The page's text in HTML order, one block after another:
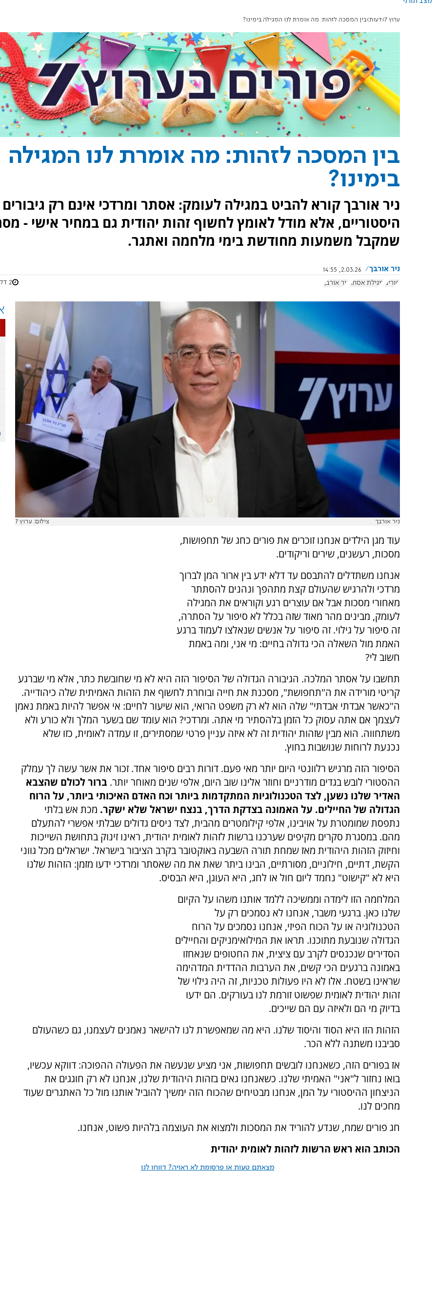
ערוץ 7 דעות בין המסכה לזהות: מה אומרת לנו המגילה בימינו?
בין המסכה לזהות: מה אומרת לנו המגילה
בימינו?
ניר אורבך קורא להביט במגילה לעומק: אסתר ומרדכי אינם רק גיבורים
היסטוריים, אלא מודל לאומץ לחשוף זהות יהודית גם במחיר אישי -
שמקבל משמעות מחודשת בימי מלחמה ואתגר.
ניר אורבך
2.03.26, 14:55
פורים מגילת אסתר ניר אורבך 2 דקות
ניר אורבך צילום: ערוץ 7
עוד מגן הילדים אנחנו זוכרים את פורים כחג של תחפושות,
מסכות, רעשנים, שירים וריקודים.
אנחנו משתדלים להתבסם עד דלא ידע בין ארור המן לברוך
מרדכי ולהרגיש שהעולם קצת מתהפך ונהנים להסתתר
מאחורי מסכות אבל אם עוצרים רגע וקוראים את המגילה
לעומק, מבינים מהר מאוד שזה בכלל לא סיפור על הסתרה,
זה סיפור על גילוי. זה סיפור על אנשים שנאלצו לעמוד ברגע
האמת מול השאלה הכי גדולה בחיים: מי אני, ומה באמת
חשוב לי?
תחשבו על אסתר המלכה. הגיבורה הגדולה של הסיפור הזה היא לא מי שחובשת כתר, אלא מי שברגע
קריטי מורידה את ה"תחפושת", מסכנת את חייה ובוחרת לחשוף את הזהות האמיתית שלה כיהודייה.
ה"כאשר אבדתי אבדתי" שלה הוא לא רק משפט הרואי, הוא שיעור לחיים: אי אפשר להיות באמת נאמן
לעצמך אם אתה עסוק כל הזמן בלהסתיר מי אתה. ומרדכי? הוא עומד שם בשער המלך ולא כורע ולא
משתחווה. הוא מבין שזהות יהודית זה לא איזה עניין פרטי שמסתירים, זו עמדה לאומית, כזו שלא
נכנעת לרוחות שנושבות בחוץ.
הסיפור הזה מרגיש רלוונטי היום יותר מאי פעם. דורות רבים סיפור אחד. זכור את אשר עשה לך עמלק
ההסטורי לובש בגדים מודרניים וחוזר אלינו שוב היום, אלפי שנים מאוחר יותר. ברור לכולם שהצבא
האדיר שלנו נשען, לצד הטכנולוגיות המתקדמות ביותר וכח האדם האיכותי ביותר, על הרוח
הגדולה של החיילים. על האמונה בצדקת הדרך, בנצח ישראל שלא ישקר. מכת אש בלתי
נתפסת שמומטרת על אויבינו, אלפי קילומטרים מהבית, לצד ניסים גדולים שבלתי אפשרי להתעלם
מהם. במסגרת סקרים מקיפים שערכנו ברשות לזהות לאומית יהודית, ראינו זינוק בתחושת השייכות
וחיזוק הזהות היהודית מאז שמחת תורה השבעה באוקטובר בקרב הציבור בישראל. ישראלים מכל גווני
הקשת, דתיים, חילוניים, מסורתיים, הבינו ביתר שאת את מה שאסתר ומרדכי ידעו מזמן: הזהות שלנו
היא לא "קישוט" נחמד ליום חול או לחג, היא העוגן, היא הבסיס.
המלחמה הזו לימדה וממשיכה ללמד אותנו משהו על הקיום
שלנו כאן. ברגעי משבר, אנחנו לא נסמכים רק על
הטכנולוגיה או על הכוח הפיזי, אנחנו נסמכים על הרוח
הגדולה שנובעת מתוכנו. תראו את המילואימניקים והחיילים
הסדירים שנכנסים לקרב עם ציצית, את החטופים שנאחזו
באמונה ברגעים הכי קשים, את הערבות ההדדית המדהימה
שראינו בשטח. אלו לא היו פעולות טכניות, זה היה גילוי של
זהות יהודית לאומית שפשוט זורמת לנו בעורקים. הם ידעו
בדיוק מי הם ולאיזה עם הם שייכים.
הזהות הזו היא הסוד והיסוד שלנו. היא מה שמאפשרת לנו להישאר נאמנים לעצמנו, גם כשהעולם
סביבנו משתנה ללא הכר.
אז בפורים הזה, כשאנחנו לובשים תחפושות, אני מציע שנעשה את הפעולה ההפוכה: דווקא עכשיו,
בואו נחזור ל"אני" האמיתי שלנו. כשאנחנו גאים בזהות היהודית שלנו, אנחנו לא רק חוגגים את
הניצחון ההיסטורי על המן, אנחנו מבטיחים שהכוח הזה ימשיך להוביל אותנו מול כל האתגרים שעוד
מחכים לנו.
חג פורים שמח, שנדע להוריד את המסכות ולמצוא את העוצמה בלהיות פשוט, אנחנו.
הכותב הוא ראש הרשות לזהות לאומית יהודית
מצאתם טעות או פרסומת לא ראויה? דווחו לנו